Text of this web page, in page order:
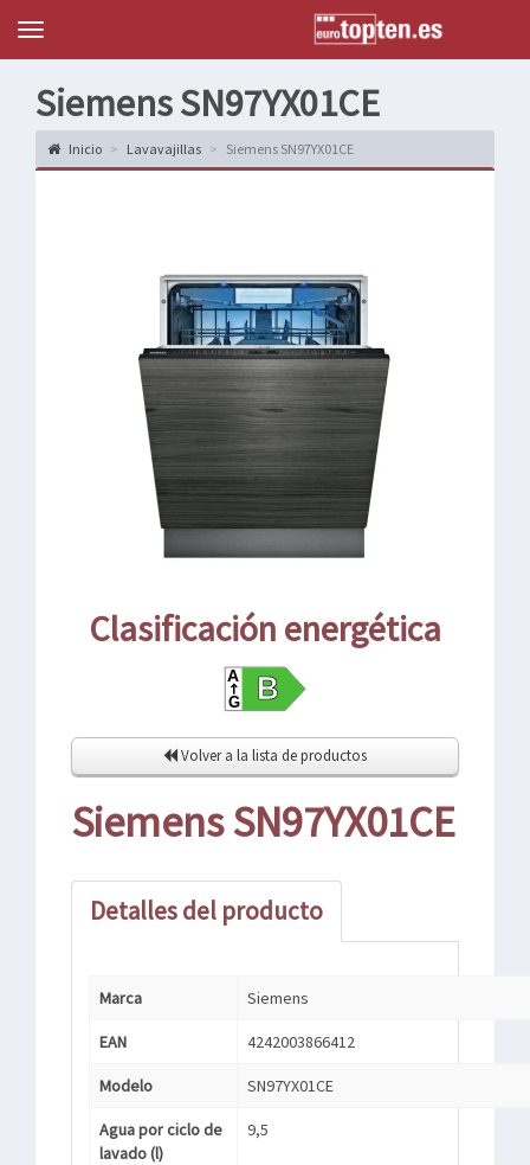
Topten
Menu
Siemens SN97YX01CE
Inicio Lavavajillas Siemens SN97YX01CE
Clasificación energética
Volver a la lista de productos
Siemens SN97YX01CE
Detalles del producto
Marca Siemens
EAN 4242003866412
Modelo SN97YX01CE
Agua por ciclo de
lavado (l)
9,5